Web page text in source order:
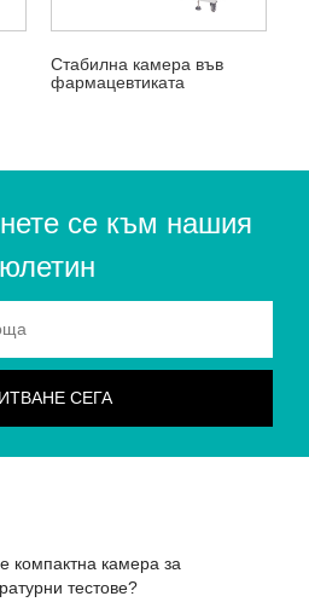
Стабилна камера във
фармацевтиката
се към нашия
компактна камера за
тестове?